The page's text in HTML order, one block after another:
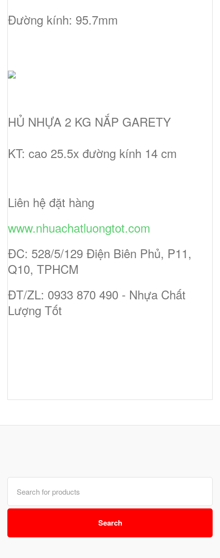
Đường kính: 95.7mm
HỦ NHỰA 2 KG NẮP GARETY
KT: cao 25.5x đường kính 14 cm
Liên hệ đặt hàng
www.nhuachatluongtot.com
ĐC: 528/5/129 Điện Biên Phủ, P11,
Q10, TPHCM
ĐT/ZL: 0933 870 490 - Nhựa Chất
Lượng Tốt
Search
for:
Search